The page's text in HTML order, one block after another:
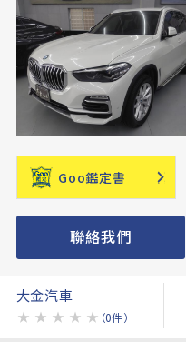
Goo鑑定書
聯絡我們
大金汽車
★ ★ ★ ★ ★ （0件）